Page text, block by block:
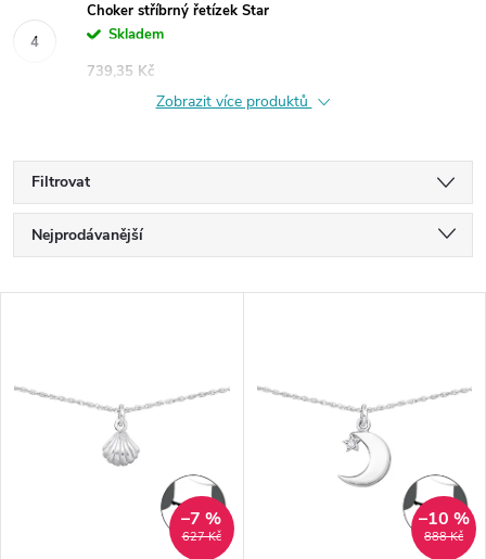
Choker stříbrný řetízek Star
Skladem
739,35 Kč
Zobrazit více produktů
Filtrovat
Ř
a
e
Nejprodávanější
ý
627 Kč
–7 %
888 Kč
–10 %